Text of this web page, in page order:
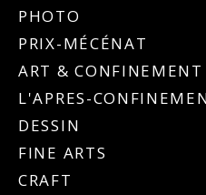
PHOTO
PRIX-MÉCÉNAT
ART & CONFINEMENT
L'APRES-
DESSIN
FINE ARTS
CRAFT